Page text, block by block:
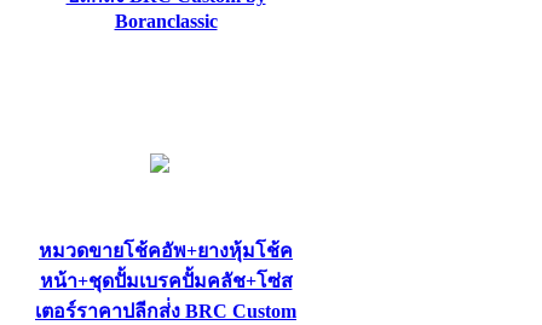
Boranclassic
หมวดขายโช้คอัพ+ยางหุ้มโช้ค
หน้า+ชุดปั้มเบรคปั้มคลัช+โซ่ส
เตอร์ราคาปลีกส่่ง BRC Custom